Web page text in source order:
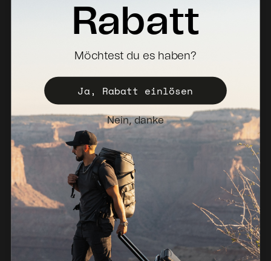
Specs Downloads
Vertriebspartner werden
Vertriebspolitik
Niederlande (EUR €)
Rabatt
Möchtest du es haben?
Ja, Rabatt einlösen
Nein, danke